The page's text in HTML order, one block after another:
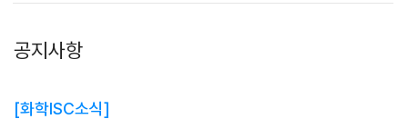
공지사항
[화학ISC소식]